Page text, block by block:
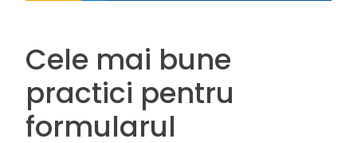
Cele mai bune
practici pentru
formularul